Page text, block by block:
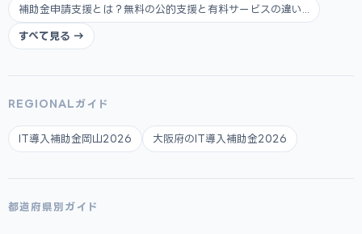
補助金申請支援とは？無料の公的支援と有料サービスの違い...
すべて見る →
REGIONALガイド
IT導入補助金岡山2026 大阪府のIT導入補助金2026
都道府県別ガイド